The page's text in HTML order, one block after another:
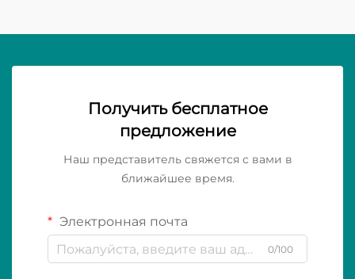
Получить бесплатное
предложение
Наш представитель свяжется с вами в
ближайшее время.
Электронная почта
0/100